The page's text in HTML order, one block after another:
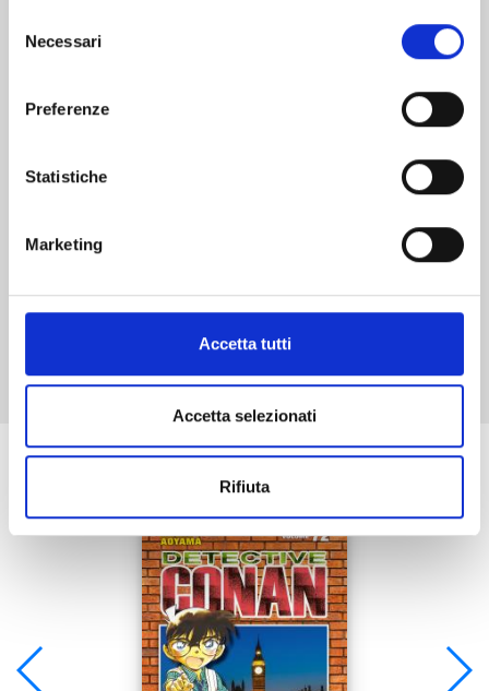
delNecessari
Preferenze
Statistiche
Marketing
Accetta tutti
Accetta selezionati
Rifiuta
Mostra tutto
Se ti è piaciuto prova anche: